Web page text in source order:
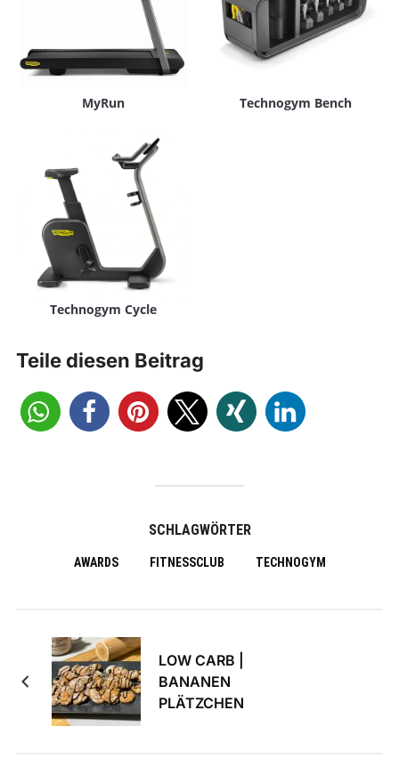
MyRun Technogym Bench
Technogym Cycle
Teile diesen Beitrag
SCHLAGWÖRTER
AWARDS FITNESSCLUB TECHNOGYM
LOW CARB |
BANANEN
PLÄTZCHEN